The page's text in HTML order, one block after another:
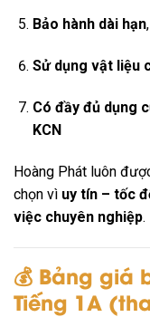
Bảo hành dài hạn
Sử dụng vật liệu
Có đầy đủ dụng
KCN
Hoàng Phát luôn
chọn vì uy tín – tốc
việc chuyên nghiệp.
💰 Bảng giá
Tiếng 1A